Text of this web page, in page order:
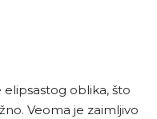
oblika, što
Veoma je zaimljivo